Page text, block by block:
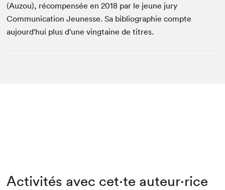
(Auzou), récompensée en 2018 par le jeune jury
Communication Jeunesse. Sa bibliographie compte
aujourd'hui plus d'une vingtaine de titres.
Activités avec cet·te auteur·rice